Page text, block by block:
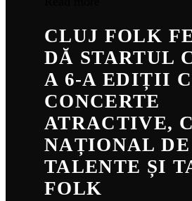
CLUJ FOLK
DĂ STARTUL
A 6-A EDIȚII
CONCERTE
ATRACTIVE,
NAȚIONAL DE
TALENTE ȘI
FOLK